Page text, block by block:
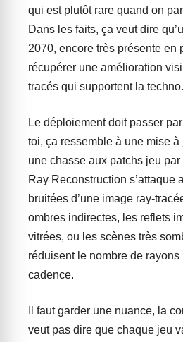
qui est plutôt rare quand on
Dans les faits, ça veut dire
2070, encore très présente en
récupérer une amélioration
tracés qui supportent la techno.
Le déploiement doit passer par
toi, ça ressemble à une mise
une chasse aux patchs jeu
Ray Reconstruction s’attaque
bruitées d’une image ray-
ombres indirectes, les reflets
vitrées, ou les scènes très
réduisent le nombre de rayons
cadence.
Il faut garder une nuance, la
veut pas dire que chaque jeu